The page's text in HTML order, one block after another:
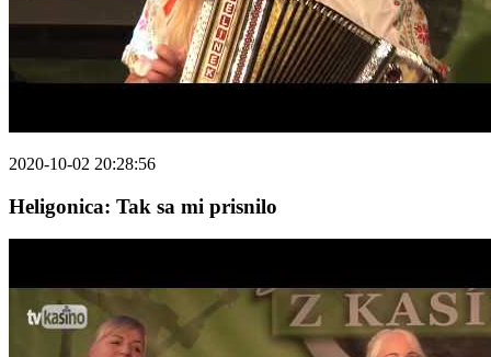
2020-10-02 20:28:56
Heligonica: Tak sa mi prisnilo